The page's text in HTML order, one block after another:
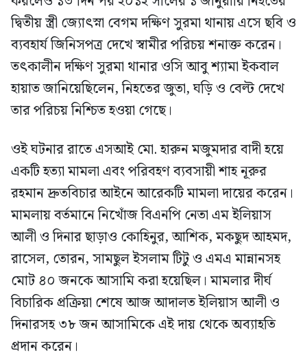
দ্বিতীয় স্ত্রী জ্যোৎস্না বেগম দক্ষিণ সুরমা থানায় এসে ছবি ও
ব্যবহার্য জিনিসপত্র দেখে স্বামীর পরিচয় শনাক্ত করেন।
তৎকালীন দক্ষিণ সুরমা থানার ওসি আবু শ্যামা ইকবাল
হায়াত জানিয়েছিলেন, নিহতের জুতা, ঘড়ি ও বেল্ট দেখে
তার পরিচয় নিশ্চিত হওয়া গেছে।
ওই ঘটনার রাতে এসআই মো. হারুন মজুমদার বাদী হয়ে
একটি হত্যা মামলা এবং পরিবহণ ব্যবসায়ী শাহ নূরুর
রহমান দ্রুতবিচার আইনে আরেকটি মামলা দায়ের করেন।
মামলায় বর্তমানে নিখোঁজ বিএনপি নেতা এম ইলিয়াস
আলী ও দিনার ছাড়াও কোহিনুর, আশিক, মকছুদ আহমদ,
রাসেল, তোরন, সামছুল ইসলাম টিটু ও এমএ মান্নানসহ
মোট ৪০ জনকে আসামি করা হয়েছিল। মামলার দীর্ঘ
বিচারিক প্রক্রিয়া শেষে আজ আদালত ইলিয়াস আলী ও
দিনারসহ ৩৮ জন আসামিকে এই দায় থেকে অব্যাহতি
প্রদান করেন।